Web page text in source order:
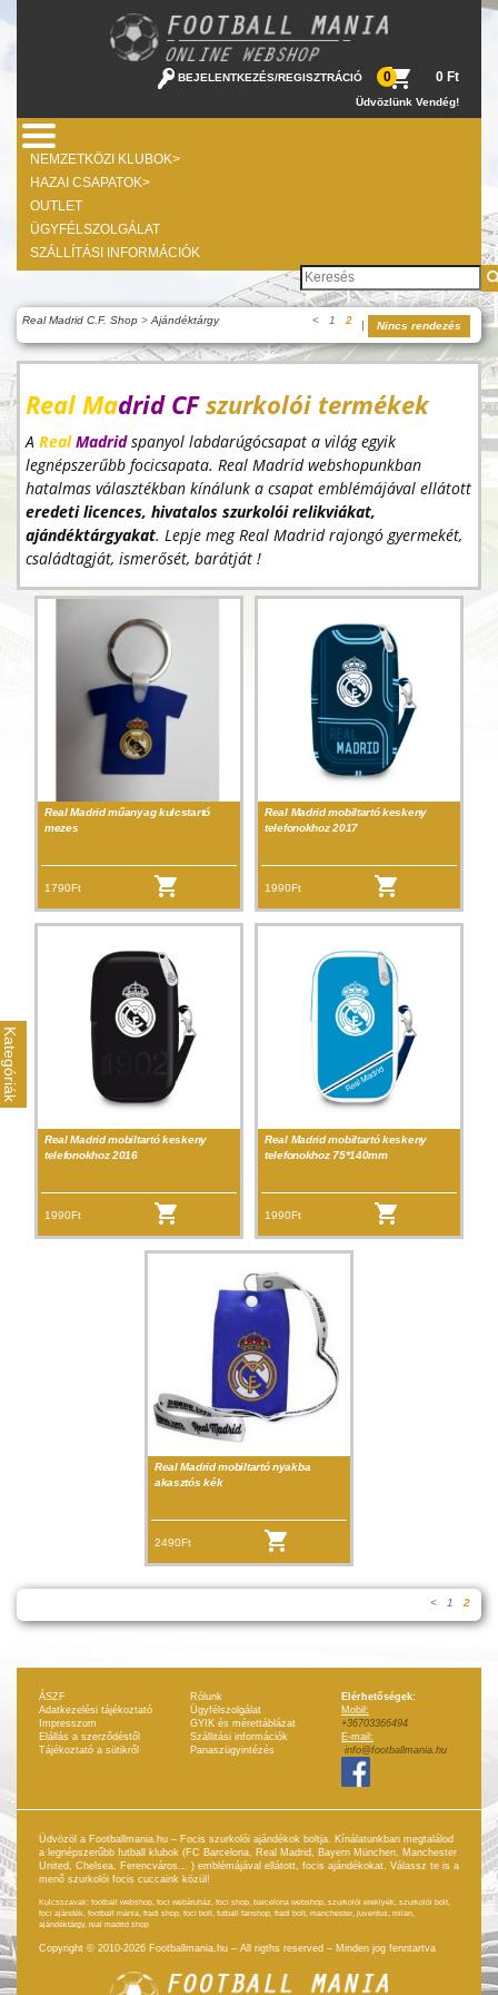
BEJELENTKEZÉS/REGISZTRÁCIÓ 0 0 Ft
Üdvözlünk Vendég!
NEMZETKÖZI KLUBOK>
HAZAI CSAPATOK>
OUTLET
ÜGYFÉLSZOLGÁLAT
SZÁLLÍTÁSI INFORMÁCIÓK
Kategóriák
Real Madrid C.F. Shop >Ajándéktárgy < 1 2 Nincs rendezés
Real Madrid CFszurkolói termékek
A Real Madridspanyol labdarúgócsapat a világ egyik
legnépszerűbb focicsapata. Real Madrid webshopunkban
hatalmas választékban kínálunk a csapat emblémájával ellátott
eredeti licences, hivatalos szurkolói relikviákat,
ajándéktárgyakat. Lepje meg Real Madrid rajongó gyermekét,
családtagját, ismerősét, barátját !
Real Madrid műanyag kulcstartó
mezes
1790Ft
Real Madrid mobiltartó keskeny
telefonokhoz 2017
1990Ft
Real Madrid mobiltartó keskeny
telefonokhoz 2016
1990Ft
Real Madrid mobiltartó keskeny
telefonokhoz 75*140mm
1990Ft
Real Madrid mobiltartó nyakba
akasztós kék
2490Ft
< 1 2
ÁSZF
Adatkezelési tájékoztató
Impresszum
Elállás a szerződéstől
Tájékoztató a sütikről
Rólunk
Ügyfélszolgálat
GYIK és mérettáblázat
Szállitási információk
Panaszügyintézés
Elérhetőségek:
Mobil:
+36703366494
E-mail:
info@footballmania.hu
Üdvözöl a Footballmania.hu – Focis szurkolói ajándékok boltja. Kínálatunkban megtalálod
a legnépszerűbb futball klubok (FC Barcelona, Real Madrid, Bayern München, Manchester
United, Chelsea, Ferencváros... ) emblémájával ellátott, focis ajándékokat. Válassz te is a
menő szurkolói focis cuccaink közül!
Kulcsszavak: football webshop, foci webáruház, foci shop, barcelona webshop, szurkolói ereklyék, szurkolói bolt,
foci ajándék, football mánia, fradi shop, foci bolt, futball fanshop, fradi bolt, manchester, juventus, milan,
ajándéktárgy, real madrid shop
Copyright © 2010-2026 Footballmania.hu – All rigths reserved – Minden jog fenntartva